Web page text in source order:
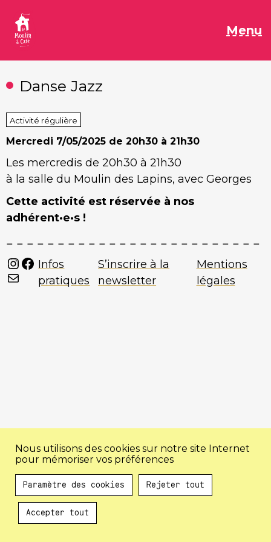
contenu
Menu
Danse Jazz
Activité régulière
Mercredi 7/05/2025 de 20h30 à 21h30
Les mercredis de 20h30 à 21h30
à la salle du Moulin des Lapins, avec Georges
Cette activité est réservée à nos
adhérent·e·s !
Instagram
Facebook
Mail
Infos
pratiques
S’inscrire à la
newsletter
Mentions
légales
Au programme !
Nous utilisons des cookies sur notre site Internet
pour mémoriser vos préférences
Paramètre des cookies Rejeter tout
Accepter tout